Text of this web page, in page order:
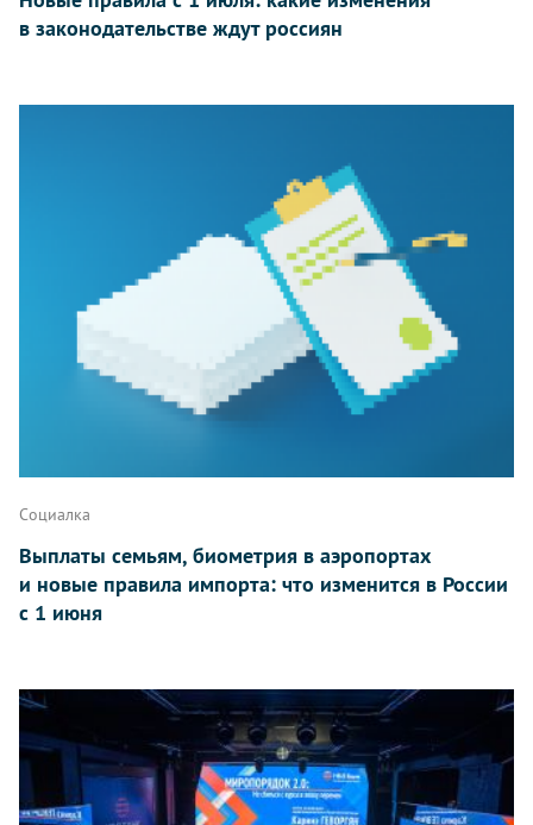
в законодательстве ждут россиян
Социалка
Выплаты семьям, биометрия в аэропортах
и новые правила импорта: что изменится в России
с 1 июня